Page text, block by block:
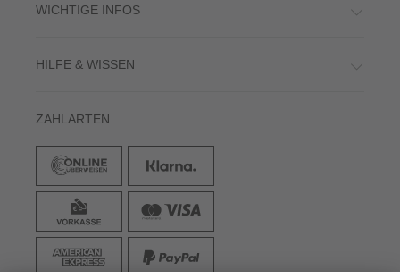
WICHTIGE INFOS
HILFE & WISSEN
ZAHLARTEN